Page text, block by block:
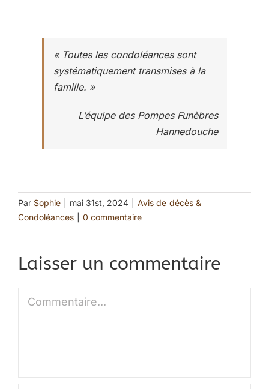
« Toutes les condoléances sont
systématiquement transmises à la
famille. »
L’équipe des Pompes Funèbres
Hannedouche
Par Sophie mai 31st, 2024
Avis de décès &
Condoléances
0 commentaire
Laisser un commentaire